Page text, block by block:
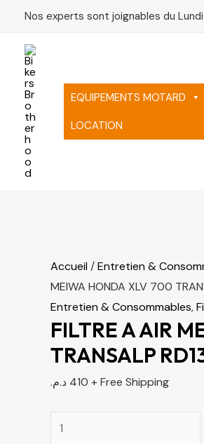
contenu
Nos experts sont joignables du
EQUIPEMENTS MOTARD
LOCATION
Accueil/Entretien &
MEIWA HONDA XLV 700
Entretien & Consommables,
FILTRE A AIR
TRANSALP
410 د.م. + Free Shipping
quantité
HONDA